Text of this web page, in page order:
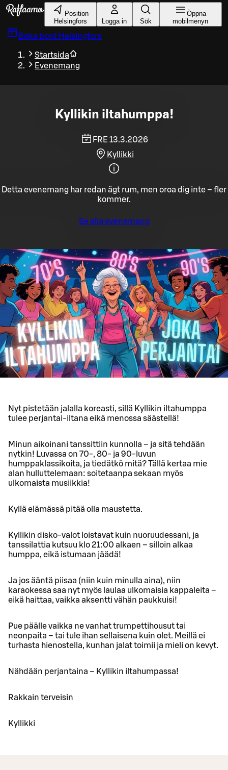
Gå till huvudinnehållet
Position
Helsingfors
Logga in Sök
Öppna
mobilmenyn
Boka bord Helsingfors
Startsida
Evenemang
Kyllikin iltahumppa!
FRE 13.3.2026
Kyllikki
Detta evenemang har redan ägt rum, men oroa dig inte – fler
kommer.
Se alla evenemang
Nyt pistetään jalalla koreasti, sillä Kyllikin iltahumppa
tulee perjantai-iltana eikä menossa säästellä!
Minun aikoinani tanssittiin kunnolla – ja sitä tehdään
nytkin! Luvassa on 70-, 80- ja 90-luvun
humppaklassikoita, ja tiedätkö mitä? Tällä kertaa mie
alan hulluttelemaan: soitetaanpa sekaan myös
ulkomaista musiikkia!
Kyllä elämässä pitää olla maustetta.
Kyllikin disko-valot loistavat kuin nuoruudessani, ja
tanssilattia kutsuu klo 21:00 alkaen – silloin alkaa
humppa, eikä istumaan jäädä!
Ja jos ääntä piisaa (niin kuin minulla aina), niin
karaokessa saa nyt myös laulaa ulkomaisia kappaleita –
eikä haittaa, vaikka aksentti vähän paukkuisi!
Pue päälle vaikka ne vanhat trumpettihousut tai
neonpaita – tai tule ihan sellaisena kuin olet. Meillä ei
turhasta hienostella, kunhan jalat toimii ja mieli on kevyt.
Nähdään perjantaina – Kyllikin iltahumpassa!
Rakkain terveisin
Kyllikki